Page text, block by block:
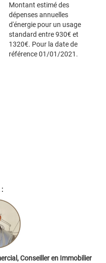
Montant estimé des
dépenses annuelles
d'énergie pour un usage
standard entre 930€ et
1320€. Pour la date de
référence 01/01/2021.
:
Conseiller en Immobilier